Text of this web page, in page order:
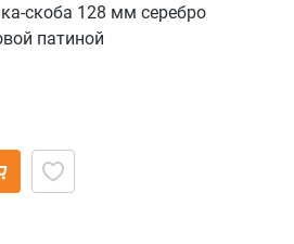
скоба 128 мм серебро
патиной